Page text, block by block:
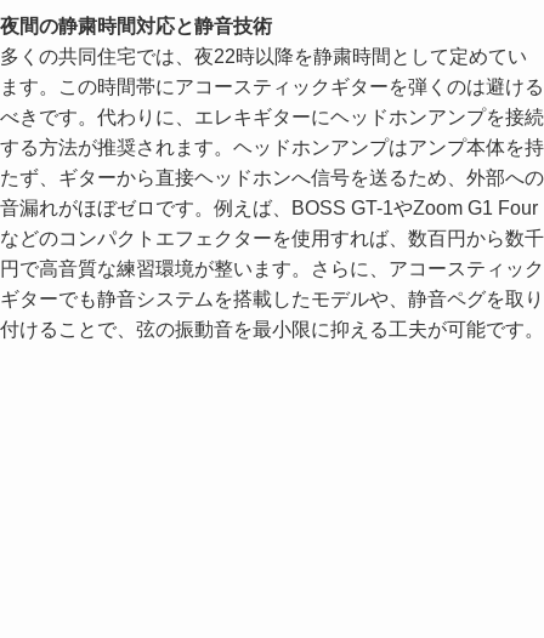
夜間の静粛時間対応と静音技術
多くの共同住宅では、夜22時以降を静粛時間として定めてい
ます。この時間帯にアコースティックギターを弾くのは避ける
べきです。代わりに、エレキギターにヘッドホンアンプを接続
する方法が推奨されます。ヘッドホンアンプはアンプ本体を持
たず、ギターから直接ヘッドホンへ信号を送るため、外部への
音漏れがほぼゼロです。例えば、BOSS GT-1やZoom G1 Four
などのコンパクトエフェクターを使用すれば、数百円から数千
円で高音質な練習環境が整います。さらに、アコースティック
ギターでも静音システムを搭載したモデルや、静音ペグを取り
付けることで、弦の振動音を最小限に抑える工夫が可能です。